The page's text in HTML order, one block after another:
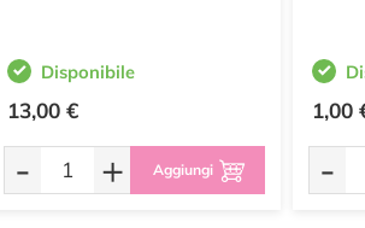
Disponibile
13,00 €
- + Aggiungi
1,00
-